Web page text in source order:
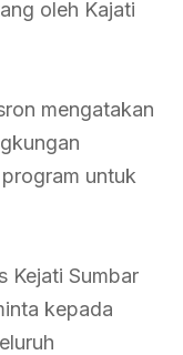
oleh Kajati
mengatakan
untuk
Kejati Sumbar
kepada